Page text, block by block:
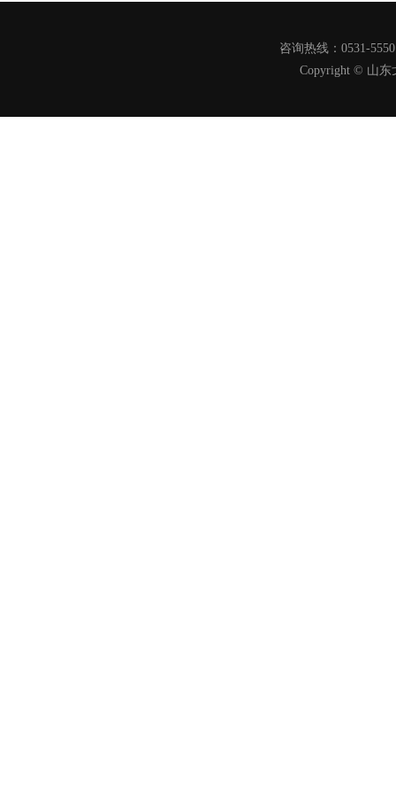
咨询热线：0531-
Copyright © 山